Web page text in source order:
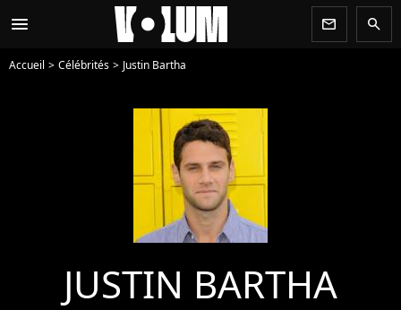
menu newsletter search
Accueil Célébrités Justin Bartha
JUSTIN BARTHA